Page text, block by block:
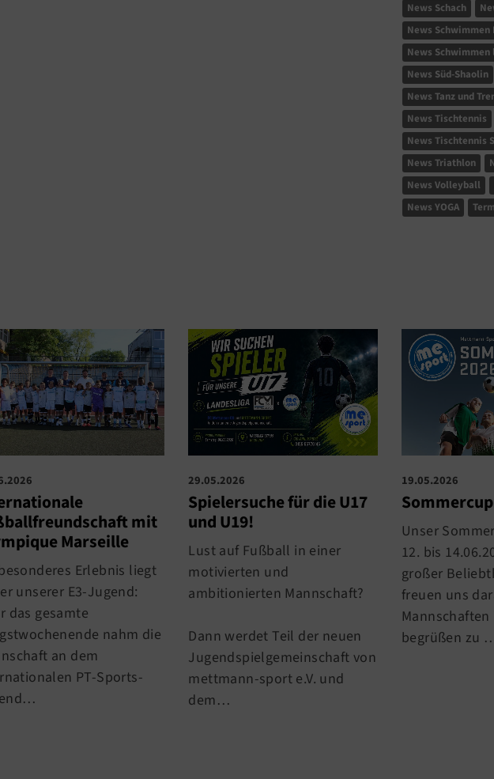
News Schach
News Schwimmen
News Schwimmen
News Süd-Shaolin
News Tanz und
News Tischtennis
News Tischtennis
News Triathlon
News Volleyball
News YOGA
mit
Marseille
Erlebnis liegt
unserer E3-Jugend:
das gesamte
nahm die
an dem
PT-Sports-
29.05.2026
Spielersuche für die U17
und U19!
Lust auf Fußball in einer
motivierten und
ambitionierten Mannschaft?
Dann werdet Teil der neuen
Jugendspielgemeinschaft von
mettmann-sport e.V. und
dem…
19.05.2026
Unser
12. bis
großer
freuen uns
begrüßen zu